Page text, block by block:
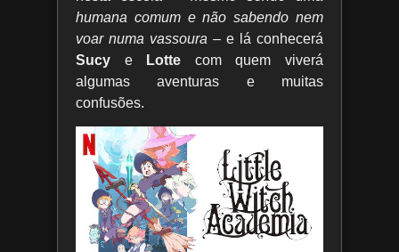
humana comum e não sabendo nem
voar numa vassoura – e lá conhecerá
Sucy e Lotte com quem viverá
algumas aventuras e muitas
confusões.